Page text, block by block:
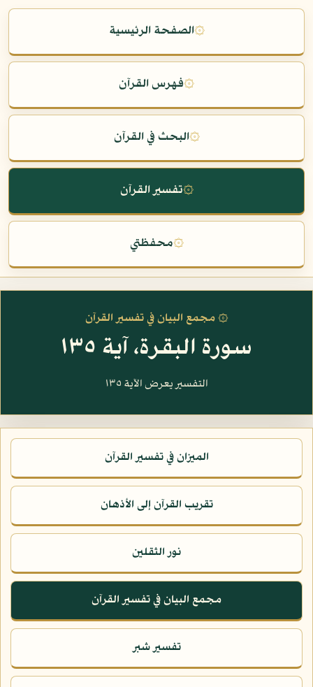
۞الصفحة الرئيسية
۞فهرس القرآن
۞البحث في القرآن
۞تفسير القرآن
۞محفظتي
۞ مجمع البيان في تفسير القرآن
سورة البقرة، آية ١٣٥
التفسير يعرض الآية ١٣٥
الميزان في تفسير القرآن
تقريب القرآن إلى الأذهان
نور الثقلين
مجمع البيان في تفسير القرآن
تفسير شبر